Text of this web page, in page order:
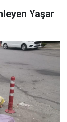
Yaşar